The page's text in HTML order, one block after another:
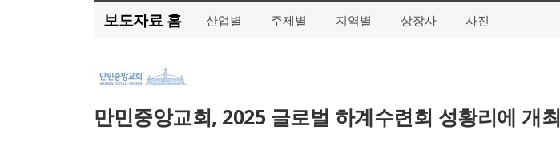
보도자료 홈 산업별 주제별 지역별 상장사 사진
만민중앙교회, 2025 글로벌 하계수련회 성황리에 개최